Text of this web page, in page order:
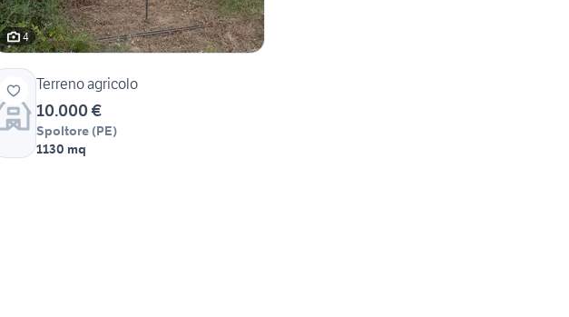
4
Terreno agricolo
10.000 €
Spoltore (PE)
1130 mq